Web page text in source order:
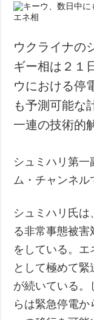
ウクライナの
ギー相は２１
ウにおける停
も予測可能な
一連の技術的
シュミハリ第一
ム・チャンネル
シュミハリ氏
る非常事態被
をしている。
として極めて
が続いている。
らは緊急停電